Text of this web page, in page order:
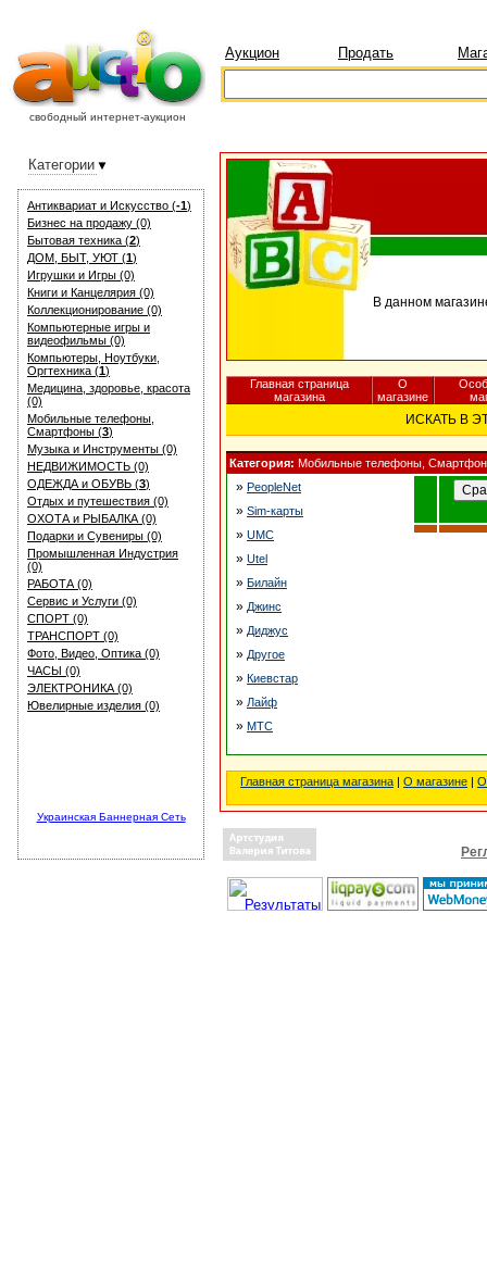
свободный интернет-аукцион
Аукцион Продать
Антиквариат и Искуcство (-1)
Бизнес на продажу (0)
Бытовая техника (2)
ДОМ, БЫТ, УЮТ (1)
Игрушки и Игры (0)
Книги и Канцелярия (0)
Коллекционирование (0)
Компьютерные игры и
видеофильмы (0)
Компьютеры, Ноутбуки,
Оргтехника (1)
Медицина, здоровье, красота
(0)
Мобильные телефоны,
Смартфоны (3)
Музыка и Инструменты (0)
НЕДВИЖИМОСТЬ (0)
ОДЕЖДА и ОБУВЬ (3)
Отдых и путешествия (0)
ОХОТА и РЫБАЛКА (0)
Подарки и Сувениры (0)
Промышленная Индустрия
(0)
РАБОТА (0)
Сервис и Услуги (0)
СПОРТ (0)
ТРАНСПОРТ (0)
Фото, Видео, Оптика (0)
ЧАСЫ (0)
ЭЛЕКТРОНИКА (0)
Ювелирные изделия (0)
Украинская Баннерная Сеть
Категории
В данном
Главная страница
магазина
О
магазине
ИСКАТЬ В
Категория: Мобильные телефоны,
» PeopleNet
» Sim-карты
» UMC
» Utel
» Билайн
» Джинс
» Диджус
» Другое
» Киевстар
» Лайф
» МТС
Главная страница магазина | О магазине |